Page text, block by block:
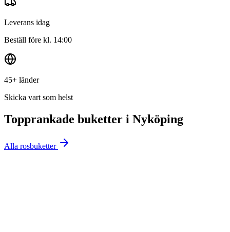
Leverans idag
Beställ före kl. 14:00
45+ länder
Skicka vart som helst
Topprankade buketter i Nyköping
Alla rosbuketter